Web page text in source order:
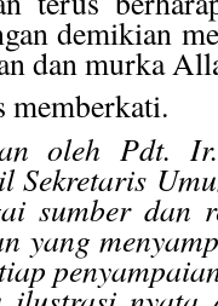
demikian
dan murka
memberkati.
oleh Pdt.
Sekretaris
sumber dan
yang